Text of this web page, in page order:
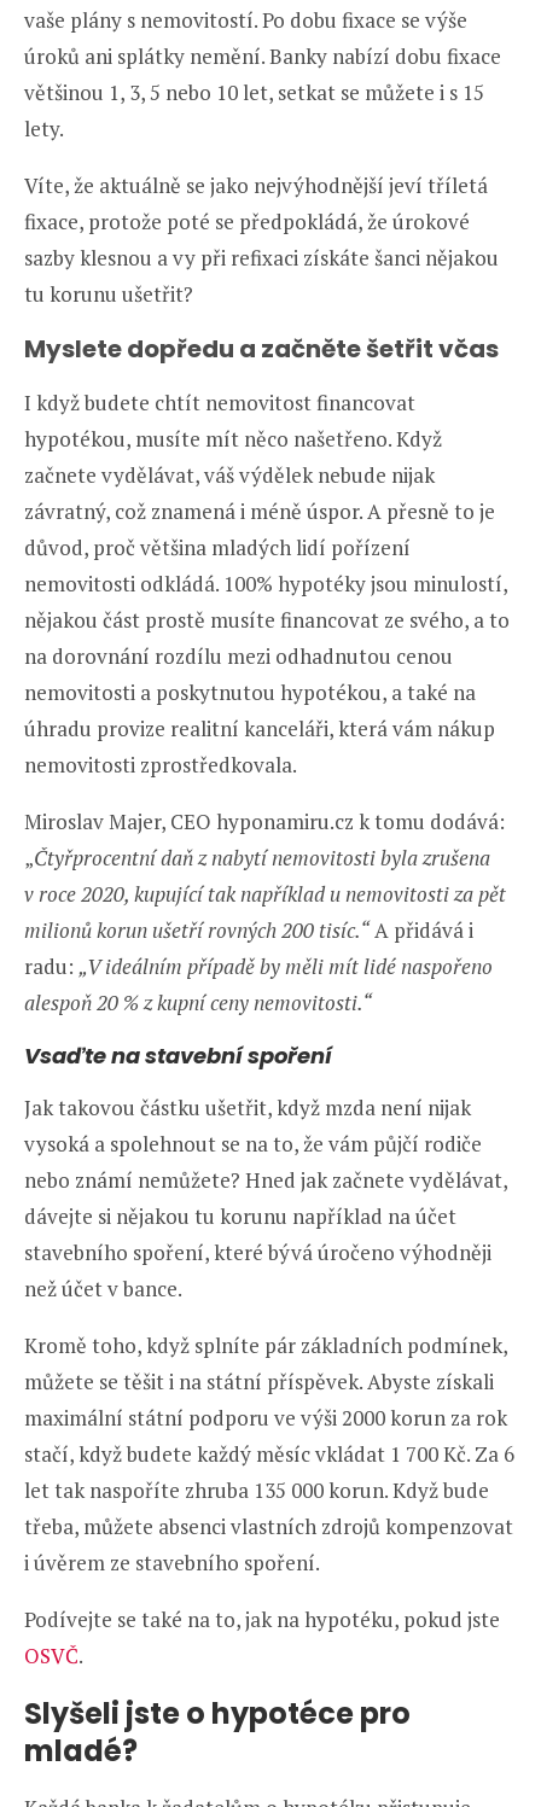
vaše plány s nemovitostí. Po dobu fixace se výše
úroků ani splátky nemění. Banky nabízí dobu fixace
většinou 1, 3, 5 nebo 10 let, setkat se můžete i s 15
lety.
Víte, že aktuálně se jako nejvýhodnější jeví tříletá
fixace, protože poté se předpokládá, že úrokové
sazby klesnou a vy při refixaci získáte šanci nějakou
tu korunu ušetřit?
Myslete dopředu a začněte šetřit včas
I když budete chtít nemovitost financovat
hypotékou, musíte mít něco našetřeno. Když
začnete vydělávat, váš výdělek nebude nijak
závratný, což znamená i méně úspor. A přesně to je
důvod, proč většina mladých lidí pořízení
nemovitosti odkládá. 100% hypotéky jsou minulostí,
nějakou část prostě musíte financovat ze svého, a to
na dorovnání rozdílu mezi odhadnutou cenou
nemovitosti a poskytnutou hypotékou, a také na
úhradu provize realitní kanceláři, která vám nákup
nemovitosti zprostředkovala.
Miroslav Majer, CEO hyponamiru.cz k tomu dodává:
„Čtyřprocentní daň z nabytí nemovitosti byla zrušena
v roce 2020, kupující tak například u nemovitosti za pět
milionů korun ušetří rovných 200 tisíc.“A přidává i
radu: „V ideálním případě by měli mít lidé naspořeno
alespoň 20 % z kupní ceny nemovitosti.“
Vsaďte na stavební spoření
Jak takovou částku ušetřit, když mzda není nijak
vysoká a spolehnout se na to, že vám půjčí rodiče
nebo známí nemůžete? Hned jak začnete vydělávat,
dávejte si nějakou tu korunu například na účet
stavebního spoření, které bývá úročeno výhodněji
než účet v bance.
Kromě toho, když splníte pár základních podmínek,
můžete se těšit i na státní příspěvek. Abyste získali
maximální státní podporu ve výši 2000 korun za rok
stačí, když budete každý měsíc vkládat 1 700 Kč. Za 6
let tak naspoříte zhruba 135 000 korun. Když bude
třeba, můžete absenci vlastních zdrojů kompenzovat
i úvěrem ze stavebního spoření.
Podívejte se také na to, jak na hypotéku, pokud jste
OSVČ.
Slyšeli jste o hypotéce pro
mladé?